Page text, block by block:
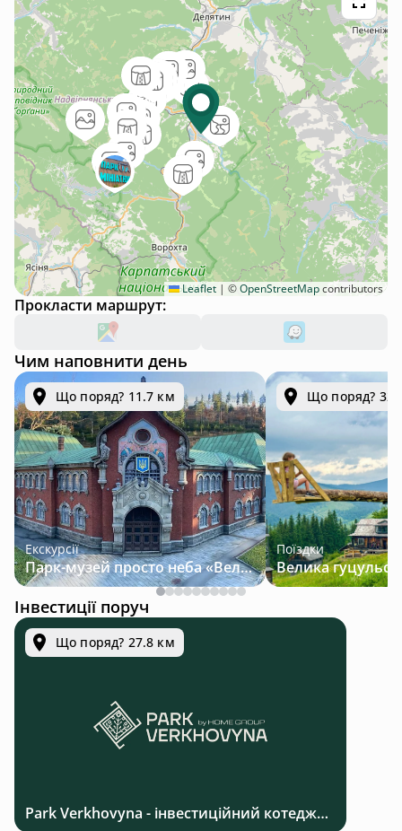
Leaflet | ©OpenStreetMapcontributors
Прокласти маршрут:
Чим наповнити день
Що поряд? 11.7 км
Екскурсії
Парк-музей просто неба «Велична Україна»
Що поряд?
Поїздки
Інвестиції поруч
Що поряд? 27.8 км
Park Verkhovyna - інвестиційний котеджний комплекс біля Верховини в Карпатах